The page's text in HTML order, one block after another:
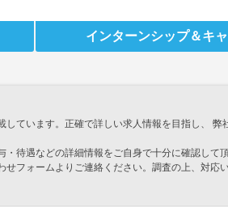
インターンシップ＆キ
ています。正確で詳しい求人情報を目指し、
待遇などの詳細情報をご自身で十分に確認して
フォームよりご連絡ください。調査の上、対応い